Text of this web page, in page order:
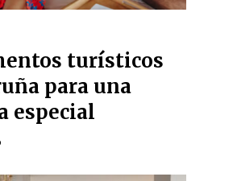
turísticos
para una
especial